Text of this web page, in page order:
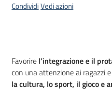
CondividiVedi azioni
Introduzione
Favorire l’integrazione e il
con una attenzione ai ragazzi
la cultura, lo sport, il gioco e